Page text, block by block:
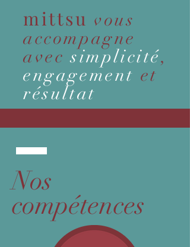
mittsu vous
accompagne
avecsimplicité,
engagement et
résultat
Nos
compétences